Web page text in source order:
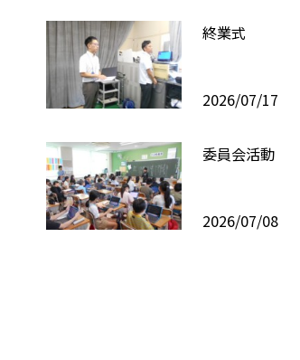
終業式
2026/07/17
委員会活動
2026/07/08